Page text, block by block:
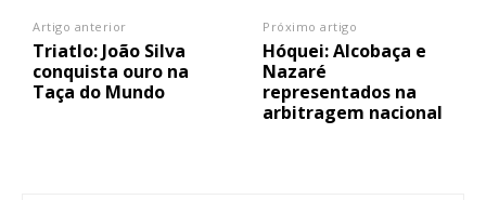
Artigo anterior
Triatlo: João Silva
conquista ouro na
Taça do Mundo
Próximo artigo
Hóquei: Alcobaça e
Nazaré
representados na
arbitragem nacional